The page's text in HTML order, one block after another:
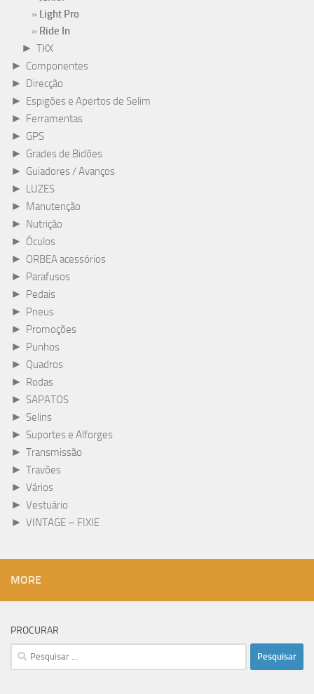
Light Pro
Ride In
► TKX
► Componentes
► Direcção
► Espigões e Apertos de Selim
► Ferramentas
► GPS
► Grades de Bidões
► Guiadores / Avanços
► LUZES
► Manutenção
► Nutrição
► Óculos
► ORBEA acessórios
► Parafusos
► Pedais
► Pneus
► Promoções
► Punhos
► Quadros
► Rodas
► SAPATOS
► Selins
► Suportes e Alforges
► Transmissão
► Travões
► Vários
► Vestuário
► VINTAGE – FIXIE
MORE
PROCURAR
Pesquisar
por: